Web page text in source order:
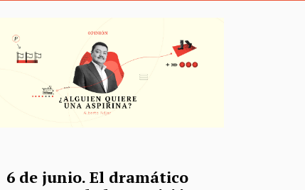
6 de junio. El dramático